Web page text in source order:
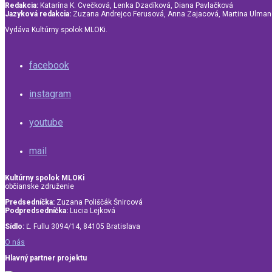
Redakcia: Katarína K. Cvečková, Lenka Dzadíková, Diana Pavlačková
Jazyková redakcia: Zuzana Andrejco Ferusová, Anna Zajacová, Martina
Vydáva Kultúrny spolok MLOKi.
facebook
instagram
youtube
mail
Kultúrny spolok MLOKi
občianske združenie
Predsedníčka: Zuzana Poliščák Šnircová
Podpredsedníčka: Lucia Lejková
Sídlo: Ľ. Fullu 3094/14, 84105 Bratislava
O nás
Hlavný partner projektu